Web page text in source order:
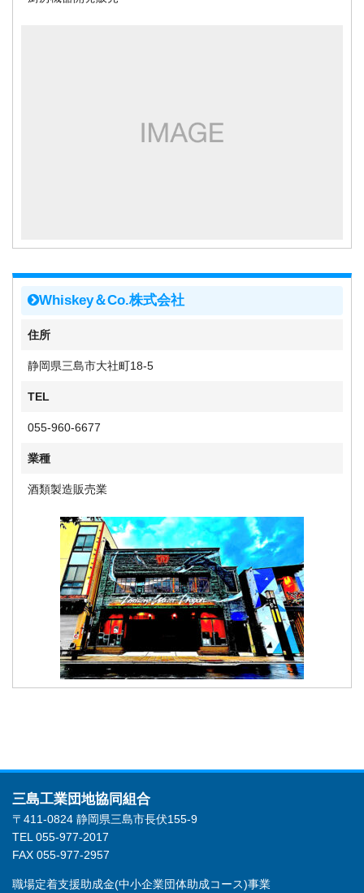
Whiskey＆Co.株式会社
住所
静岡県三島市大社町18-5
TEL
055-960-6677
業種
酒類製造販売業
三島工業団地協同組合
〒411-0824 静岡県三島市長伏155-9
TEL 055-977-2017
FAX 055-977-2957
職場定着支援助成金(中小企業団体助成コース)事業